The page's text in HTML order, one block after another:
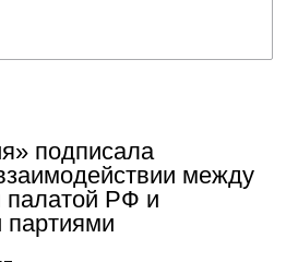
подписала
между
РФ и
партиями